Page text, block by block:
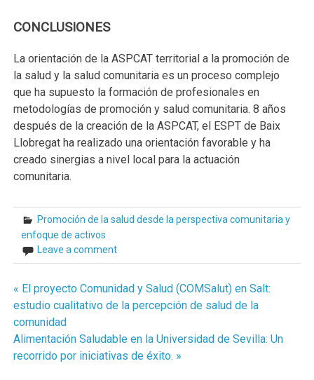
CONCLUSIONES
La orientación de la ASPCAT territorial a la promoción de
la salud y la salud comunitaria es un proceso complejo
que ha supuesto la formación de profesionales en
metodologías de promoción y salud comunitaria. 8 años
después de la creación de la ASPCAT, el ESPT de Baix
Llobregat ha realizado una orientación favorable y ha
creado sinergias a nivel local para la actuación
comunitaria.
Promoción de la salud desde la perspectiva comunitaria y
enfoque de activos
Leave a comment
Navegación
de
entradas
« El proyecto Comunidad y Salud (COMSalut) en Salt:
estudio cualitativo de la percepción de salud de la
comunidad
Alimentación Saludable en la Universidad de Sevilla: Un
recorrido por iniciativas de éxito. »